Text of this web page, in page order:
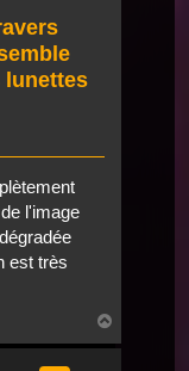
lunettes
l'image
est très
oben